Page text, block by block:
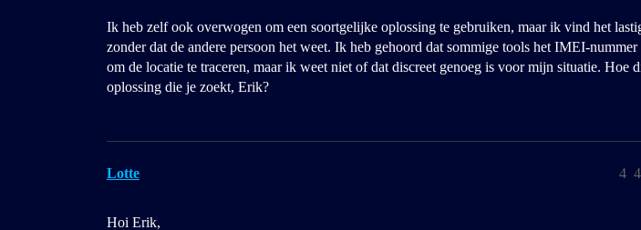
Ik heb zelf ook overwogen om een soortgelijke oplossing te gebruiken, maar ik vind het
zonder dat de andere persoon het weet. Ik heb gehoord dat sommige tools het IMEI-
om de locatie te traceren, maar ik weet niet of dat discreet genoeg is voor mijn situatie. Hoe
oplossing die je zoekt, Erik?
Lotte 4
Hoi Erik,